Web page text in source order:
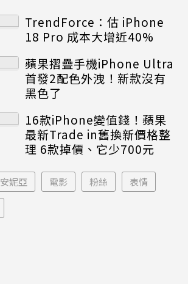
TrendForce：估 iPhone
18 Pro 成本大增近40%
蘋果摺疊手機iPhone Ultra
首發2配色外洩！新款沒有
黑色了
16款iPhone變值錢！蘋果
最新Trade in舊換新價格整
理 6款掉價、它少700元
安妮亞 電影 粉絲 表情